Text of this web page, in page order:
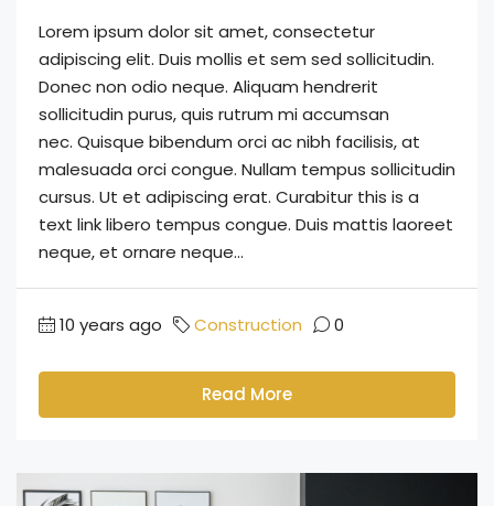
Lorem ipsum dolor sit amet, consectetur
adipiscing elit. Duis mollis et sem sed sollicitudin.
Donec non odio neque. Aliquam hendrerit
sollicitudin purus, quis rutrum mi accumsan
nec. Quisque bibendum orci ac nibh facilisis, at
malesuada orci congue. Nullam tempus sollicitudin
cursus. Ut et adipiscing erat. Curabitur this is a
text link libero tempus congue. Duis mattis laoreet
neque, et ornare neque...
10 years ago Construction 0
Read More